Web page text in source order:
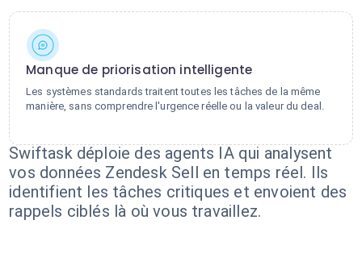
Manque de priorisation intelligente
Les systèmes standards traitent toutes les tâches de la même
manière, sans comprendre l'urgence réelle ou la valeur du deal.
Swiftask déploie des agents IA qui analysent
vos données Zendesk Sell en temps réel. Ils
identifient les tâches critiques et envoient des
rappels ciblés là où vous travaillez.